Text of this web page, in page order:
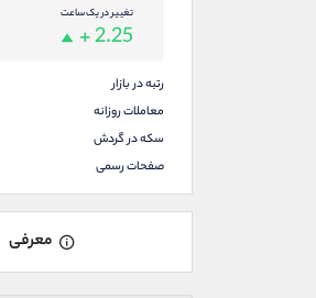
تغییر در یک ساعت
+ 2.25
رتبه در بازار
معاملات روزانه
سکه در گردش
صفحات رسمی
معرفی